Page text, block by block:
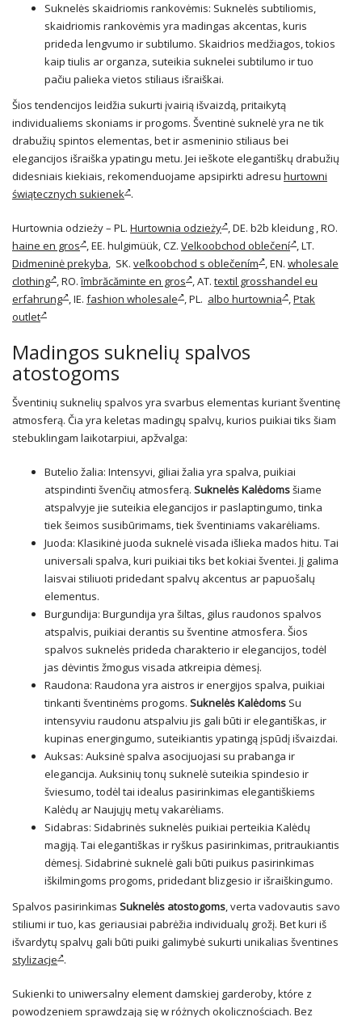
Suknelės skaidriomis rankovėmis: Suknelės subtiliomis,
skaidriomis rankovėmis yra madingas akcentas, kuris
prideda lengvumo ir subtilumo. Skaidrios medžiagos, tokios
kaip tiulis ar organza, suteikia suknelei subtilumo ir tuo
pačiu palieka vietos stiliaus išraiškai.
Šios tendencijos leidžia sukurti įvairią išvaizdą, pritaikytą
individualiems skoniams ir progoms. Šventinė suknelė yra ne tik
drabužių spintos elementas, bet ir asmeninio stiliaus bei
elegancijos išraiška ypatingu metu. Jei ieškote elegantiškų drabužių
didesniais kiekiais, rekomenduojame apsipirkti adresu hurtowni
świątecznych sukienek .
Hurtownia odzieży – PL. Hurtownia odzieży , DE. b2b kleidung , RO.
haine en gros , EE. hulgimüük, CZ. Velkoobchod oblečení , LT.
Didmeninė prekyba, SK. veľkoobchod s oblečením , EN. wholesale
clothing , RO.îmbrăcăminte en gros , AT. textil grosshandel eu
erfahrung , IE. fashion wholesale , PL. albo hurtownia ,Ptak
outlet
Madingos suknelių spalvos
atostogoms
Šventinių suknelių spalvos yra svarbus elementas kuriant šventinę
atmosferą. Čia yra keletas madingų spalvų, kurios puikiai tiks šiam
stebuklingam laikotarpiui, apžvalga:
Butelio žalia: Intensyvi, giliai žalia yra spalva, puikiai
atspindinti švenčių atmosferą. Suknelės Kalėdomsšiame
atspalvyje jie suteikia elegancijos ir paslaptingumo, tinka
tiek šeimos susibūrimams, tiek šventiniams vakarėliams.
Juoda: Klasikinėjuoda suknelėvisada išlieka mados hitu. Tai
universali spalva, kuri puikiai tiks bet kokiai šventei. Jį galima
laisvai stiliuoti pridedant spalvų akcentus ar papuošalų
elementus.
Burgundija: Burgundija yra šiltas, gilus raudonos spalvos
atspalvis, puikiai derantis su šventine atmosfera. Šios
spalvos suknelės prideda charakterio ir elegancijos, todėl
jas dėvintis žmogus visada atkreipia dėmesį.
Raudona: Raudona yra aistros ir energijos spalva, puikiai
tinkanti šventinėms progoms. Suknelės Kalėdoms Su
intensyviu raudonu atspalviu jis gali būti ir elegantiškas, ir
kupinas energingumo, suteikiantis ypatingą įspūdį išvaizdai.
Auksas: Auksinė spalva asocijuojasi su prabanga ir
elegancija. Auksinių tonų suknelė suteikia spindesio ir
šviesumo, todėl tai idealus pasirinkimas elegantiškiems
Kalėdų ar Naujųjų metų vakarėliams.
Sidabras: Sidabrinės suknelės puikiai perteikia Kalėdų
magiją. Tai elegantiškas ir ryškus pasirinkimas, pritraukiantis
dėmesį. Sidabrinė suknelė gali būti puikus pasirinkimas
iškilmingoms progoms, pridedant blizgesio ir išraiškingumo.
Spalvos pasirinkimas Suknelės atostogoms, verta vadovautis savo
stiliumi ir tuo, kas geriausiai pabrėžia individualų grožį. Bet kuri iš
išvardytų spalvų gali būti puiki galimybė sukurti unikalias šventines
stylizacje .
Sukienki to uniwersalny element damskiej garderoby, które z
powodzeniem sprawdzają się w różnych okolicznościach. Bez